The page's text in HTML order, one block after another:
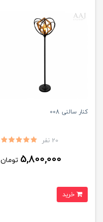
کنار سالنی 008
20 نفر
5,800,000 تومان